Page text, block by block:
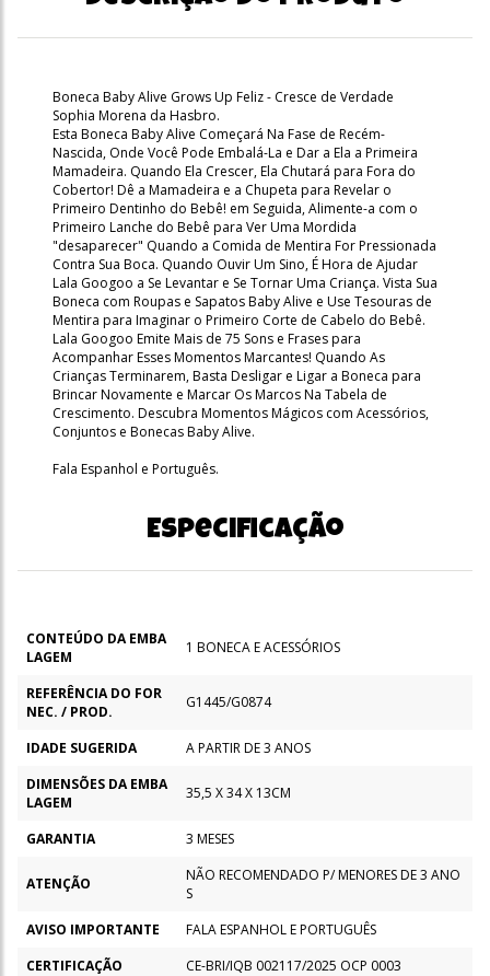
Boneca Baby Alive Grows Up Feliz - Cresce de Verdade
Sophia Morena da Hasbro.
Esta Boneca Baby Alive Começará Na Fase de Recém-
Nascida, Onde Você Pode Embalá-La e Dar a Ela a Primeira
Mamadeira. Quando Ela Crescer, Ela Chutará para Fora do
Cobertor! Dê a Mamadeira e a Chupeta para Revelar o
Primeiro Dentinho do Bebê! em Seguida, Alimente-a com o
Primeiro Lanche do Bebê para Ver Uma Mordida
"desaparecer" Quando a Comida de Mentira For Pressionada
Contra Sua Boca. Quando Ouvir Um Sino, É Hora de Ajudar
Lala Googoo a Se Levantar e Se Tornar Uma Criança. Vista Sua
Boneca com Roupas e Sapatos Baby Alive e Use Tesouras de
Mentira para Imaginar o Primeiro Corte de Cabelo do Bebê.
Lala Googoo Emite Mais de 75 Sons e Frases para
Acompanhar Esses Momentos Marcantes! Quando As
Crianças Terminarem, Basta Desligar e Ligar a Boneca para
Brincar Novamente e Marcar Os Marcos Na Tabela de
Crescimento. Descubra Momentos Mágicos com Acessórios,
Conjuntos e Bonecas Baby Alive.
Fala Espanhol e Português.
Especificação
CONTEÚDO DA EMBA
LAGEM
1 BONECA E ACESSÓRIOS
REFERÊNCIA DO FOR
NEC. / PROD.
G1445/G0874
IDADE SUGERIDA
A PARTIR DE 3 ANOS
DIMENSÕES DA EMBA
LAGEM
35,5 X 34 X 13CM
GARANTIA 3 MESES
ATENÇÃO
NÃO RECOMENDADO P/ MENORES DE 3 ANO
S
AVISO IMPORTANTE
FALA ESPANHOL E PORTUGUÊS
CERTIFICAÇÃO
CE-BRI/IQB 002117/2025 OCP 0003